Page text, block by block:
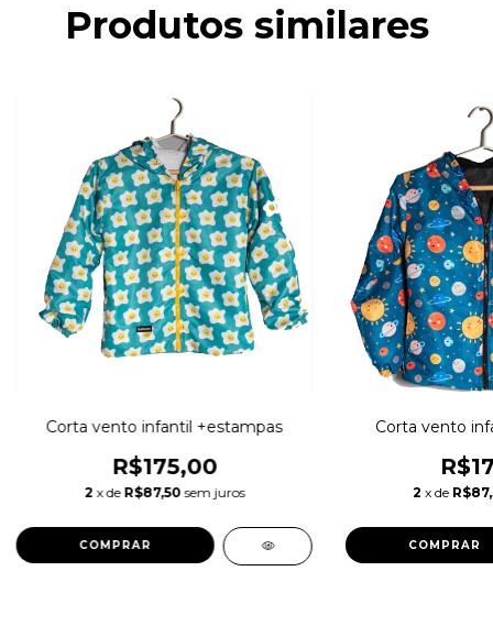
Produtos similares
Corta vento infantil +estampas
R$175,00
2 x de R$87,50 sem juros
COMPRAR
Corta vento
2 x de
COMPRAR